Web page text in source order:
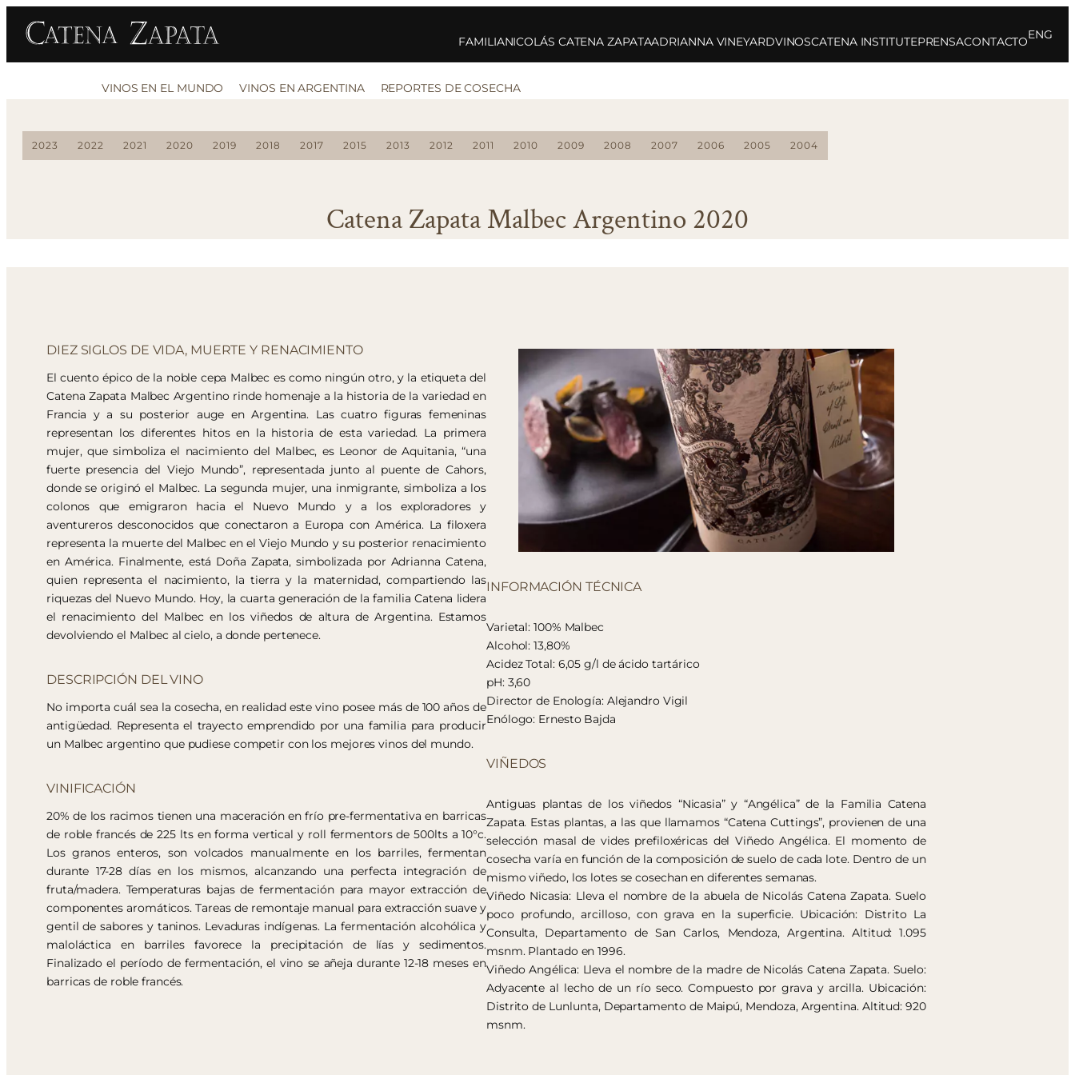
FAMILIANICOLÁS CATENA ZAPATAADRIANNA VINEYARDVINOSCATENA INSTITUTEPRENSACONTACTO
ENG
VINOS EN EL MUNDO VINOS EN ARGENTINA REPORTES DE COSECHA
2023 2022 2021 2020 2019 2018 2017 2015 2013 2012 2011 2010 2009 2008 2007 2006 2005 2004
Catena Zapata Malbec Argentino 2020
DIEZ SIGLOS DE VIDA, MUERTE Y RENACIMIENTO
El cuento épico de la noble cepa Malbec es como ningún otro, y la etiqueta del
Catena Zapata Malbec Argentino rinde homenaje a la historia de la variedad en
Francia y a su posterior auge en Argentina. Las cuatro figuras femeninas
representan los diferentes hitos en la historia de esta variedad. La primera
mujer, que simboliza el nacimiento del Malbec, es Leonor de Aquitania, “una
fuerte presencia del Viejo Mundo”, representada junto al puente de Cahors,
donde se originó el Malbec. La segunda mujer, una inmigrante, simboliza a los
colonos que emigraron hacia el Nuevo Mundo y a los exploradores y
aventureros desconocidos que conectaron a Europa con América. La filoxera
representa la muerte del Malbec en el Viejo Mundo y su posterior renacimiento
en América. Finalmente, está Doña Zapata, simbolizada por Adrianna Catena,
quien representa el nacimiento, la tierra y la maternidad, compartiendo las
riquezas del Nuevo Mundo. Hoy, la cuarta generación de la familia Catena lidera
el renacimiento del Malbec en los viñedos de altura de Argentina. Estamos
devolviendo el Malbec al cielo, a donde pertenece.
DESCRIPCIÓN DEL VINO
No importa cuál sea la cosecha, en realidad este vino posee más de 100 años de
antigüedad. Representa el trayecto emprendido por una familia para producir
un Malbec argentino que pudiese competir con los mejores vinos del mundo.
VINIFICACIÓN
20% de los racimos tienen una maceración en frío pre-fermentativa en barricas
de roble francés de 225 lts en forma vertical y roll fermentors de 500lts a 10°c.
Los granos enteros, son volcados manualmente en los barriles, fermentan
durante 17-28 días en los mismos, alcanzando una perfecta integración de
fruta/madera. Temperaturas bajas de fermentación para mayor extracción de
componentes aromáticos. Tareas de remontaje manual para extracción suave y
gentil de sabores y taninos. Levaduras indígenas. La fermentación alcohólica y
maloláctica en barriles favorece la precipitación de lías y sedimentos.
Finalizado el período de fermentación, el vino se añeja durante 12-18 meses en
barricas de roble francés.
INFORMACIÓN TÉCNICA
Varietal: 100% Malbec
Alcohol: 13,80%
Acidez Total: 6,05 g/l de ácido tartárico
pH: 3,60
Director de Enología: Alejandro Vigil
Enólogo: Ernesto Bajda
VIÑEDOS
Antiguas plantas de los viñedos “Nicasia” y “Angélica” de la Familia Catena
Zapata. Estas plantas, a las que llamamos “Catena Cuttings”, provienen de una
selección masal de vides prefiloxéricas del Viñedo Angélica. El momento de
cosecha varía en función de la composición de suelo de cada lote. Dentro de un
mismo viñedo, los lotes se cosechan en diferentes semanas.
Viñedo Nicasia: Lleva el nombre de la abuela de Nicolás Catena Zapata. Suelo
poco profundo, arcilloso, con grava en la superficie. Ubicación: Distrito La
Consulta, Departamento de San Carlos, Mendoza, Argentina. Altitud: 1.095
msnm. Plantado en 1996.
Viñedo Angélica: Lleva el nombre de la madre de Nicolás Catena Zapata. Suelo:
Adyacente al lecho de un río seco. Compuesto por grava y arcilla. Ubicación:
Distrito de Lunlunta, Departamento de Maipú, Mendoza, Argentina. Altitud: 920
msnm.